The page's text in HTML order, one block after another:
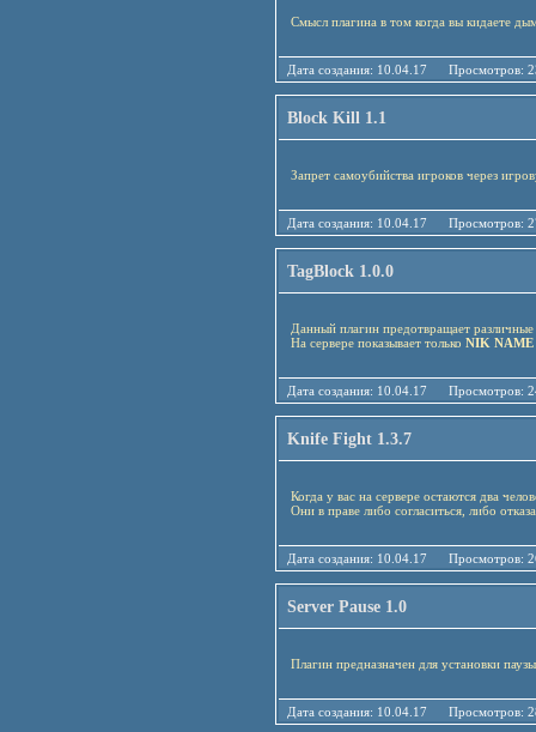
Смысл плагина в том когда вы кидаете
Дата создания: 10.04.17
Block Kill 1.1
Запрет самоубийства игроков через
Дата создания: 10.04.17
TagBlock 1.0.0
Данный плагин предотвращает различные
На сервере показывает только NIK NAME
Дата создания: 10.04.17
Knife Fight 1.3.7
Когда у вас на сервере остаются два
Они в праве либо согласиться, либо
Дата создания: 10.04.17
Server Pause 1.0
Плагин предназначен для установки
Дата создания: 10.04.17